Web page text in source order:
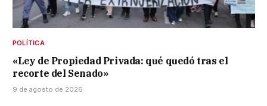
POLÍTICA
«Ley de Propiedad Privada: qué quedó tras el
recorte del Senado»
9 de agosto de 2026